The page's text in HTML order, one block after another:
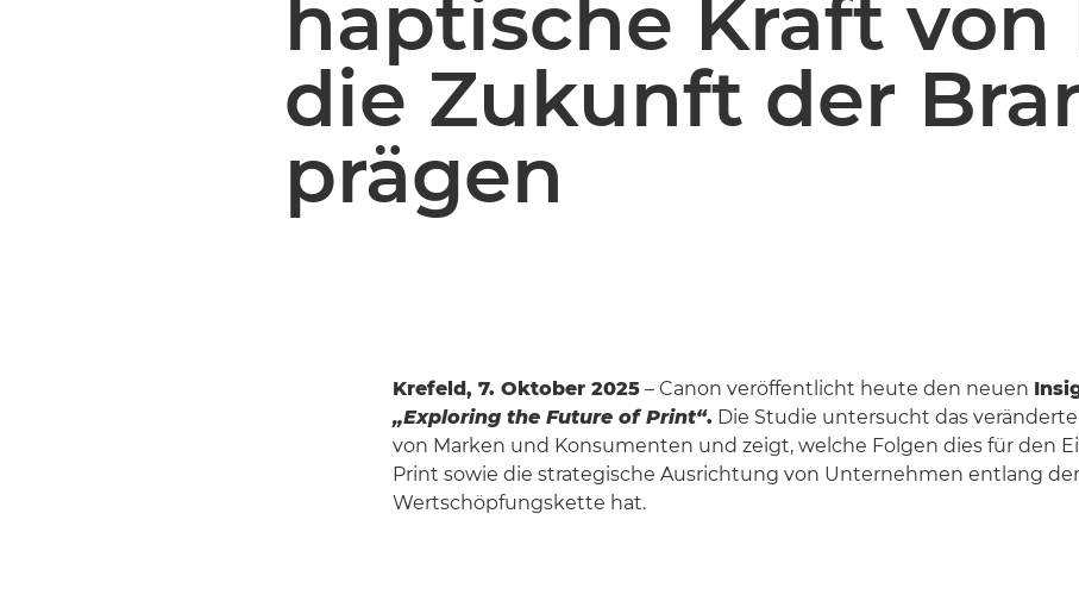
haptische Kraft
die Zukunft der
prägen
Krefeld, 7. Oktober 2025 – Canon veröffentlicht heute den neuen
„Exploring the Future of Print“. Die Studie untersucht das
von Marken und Konsumenten und zeigt, welche Folgen dies für den
Print sowie die strategische Ausrichtung von Unternehmen entlang
Wertschöpfungskette hat.